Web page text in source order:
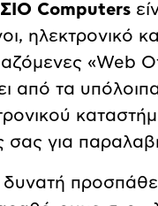
Computers
ηλεκτρονικό
«Web
από τα
σας για